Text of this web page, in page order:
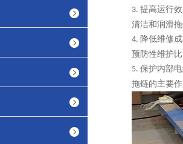
3. 提高运行
清洁和润滑
4. 降低维修
预防性维护
5. 保护内部
拖链的主要